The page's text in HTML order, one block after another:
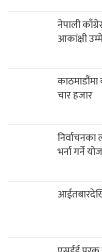
काठमाडौंमा
निर्वाचनका